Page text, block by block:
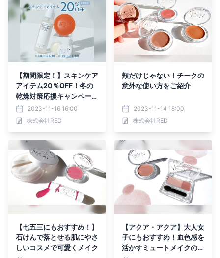
【期間限定！】スキンケア
アイテム20％OFF！冬の
乾燥対策応援キャンペーン
【アクア・アクア】
2023-11-16 16:00
株式会社RED
頬だけじゃない！チークの
意外な使い方をご紹介
2023-11-14 18:00
株式会社RED
【七五三にもおすすめ！】
石けんで落とせる肌にやさ
しいコスメで可愛くメイク
【アクア・アクア】大人女
子にもおすすめ！血色感を
活かすミュートメイクの作